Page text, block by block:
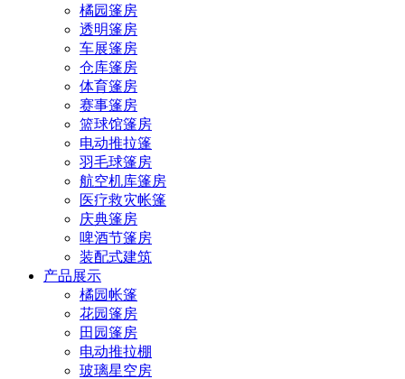
橘园篷房
透明篷房
车展篷房
仓库篷房
体育篷房
赛事篷房
篮球馆篷房
电动推拉篷
羽毛球篷房
航空机库篷房
医疗救灾帐篷
庆典篷房
啤酒节篷房
装配式建筑
产品展示
橘园帐篷
花园篷房
田园篷房
电动推拉棚
玻璃星空房